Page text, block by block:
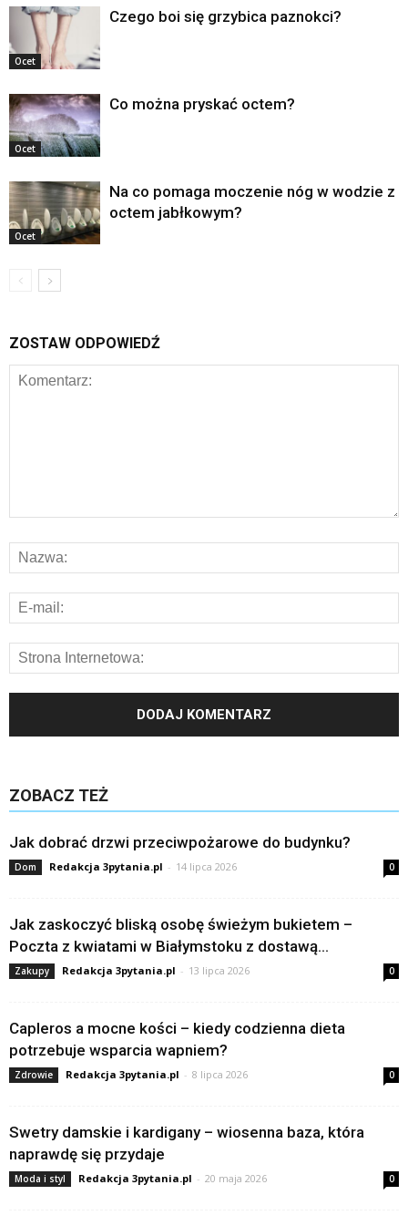
Ocet
Czego boi się grzybica paznokci?
Ocet
Co można pryskać octem?
Ocet
Na co pomaga moczenie nóg w wodzie z
octem jabłkowym?
ZOSTAW ODPOWIEDŹ
ZOBACZ TEŻ
Jak dobrać drzwi przeciwpożarowe do budynku?
Dom Redakcja 3pytania.pl - 14 lipca 2026 0
Jak zaskoczyć bliską osobę świeżym bukietem –
Poczta z kwiatami w Białymstoku z dostawą...
Zakupy Redakcja 3pytania.pl - 13 lipca 2026 0
Capleros a mocne kości – kiedy codzienna dieta
potrzebuje wsparcia wapniem?
Zdrowie Redakcja 3pytania.pl - 8 lipca 2026 0
Swetry damskie i kardigany – wiosenna baza, która
naprawdę się przydaje
Moda i styl Redakcja 3pytania.pl - 20 maja 2026 0